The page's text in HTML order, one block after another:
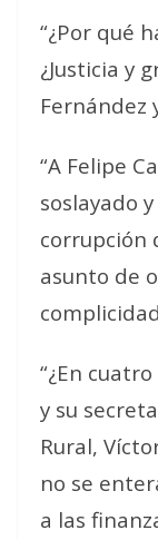
“¿Por qué
¿Justicia y
Fernández
“A Felipe
soslayado
corrupción
asunto de
“¿En
y su
Rural,
no se
a las